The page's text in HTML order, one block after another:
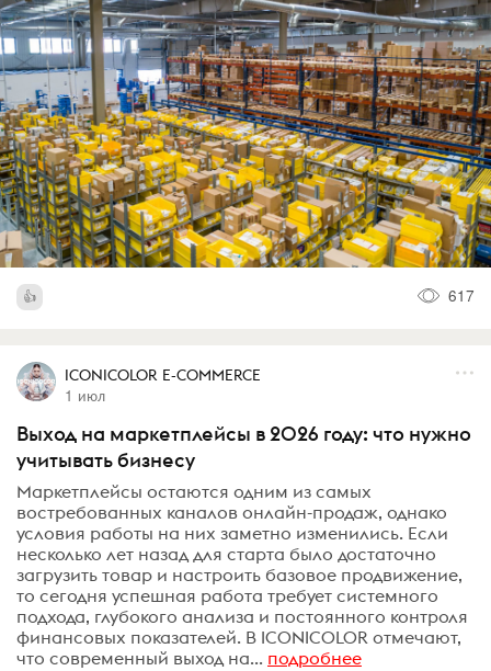
617
ICONICOLOR E-COMMERCE
1 июл
Выход на маркетплейсы в 2026 году: что нужно
учитывать бизнесу
Маркетплейсы остаются одним из самых
востребованных каналов онлайн-продаж, однако
условия работы на них заметно изменились. Если
несколько лет назад для старта было достаточно
загрузить товар и настроить базовое продвижение,
то сегодня успешная работа требует системного
подхода, глубокого анализа и постоянного контроля
финансовых показателей. В ICONICOLOR отмечают,
что современный выход на... подробнее